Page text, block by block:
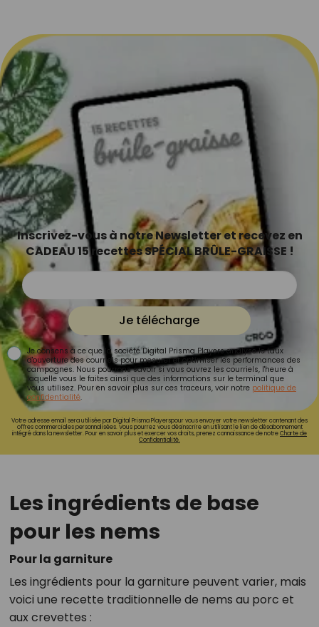
Inscrivez-vous à notre Newsletter et recevez en
CADEAU 15 recettes SPÉCIAL BRÛLE-GRAISSE !
Je télécharge
Je consens à ce que la société Digital Prisma Players analyse le taux
d'ouverture des courriels pour mesurer et optimiser les performances des
campagnes. Nous pourrons savoir si vous ouvrez les courriels, l'heure à
laquelle vous le faites ainsi que des informations sur le terminal que
vous utilisez. Pour en savoir plus sur ces traceurs, voir notre politique de
confidentialité.
Votre adresse email sera utilisée par Digital Prisma Playerspour vous envoyer votre newsletter contenant des
offres commerciales personnalisées. Vous pourrez vous désinscrire en utilisant le lien de désabonnement
intégré dans la newsletter. Pour en savoir plus et exercer vos droits, prenez connaissance de notreCharte de
Confidentialité.
Les ingrédients de base
pour les nems
Pour la garniture
Les ingrédients pour la garniture peuvent varier, mais
voici une recette traditionnelle de nems au porc et
aux crevettes :